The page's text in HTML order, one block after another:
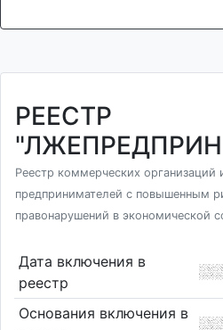
РЕЕСТР
Реестр коммерческих организаций
предпринимателей с повышенным
правонарушений в экономической
Дата включения в
реестр
Основания включения в